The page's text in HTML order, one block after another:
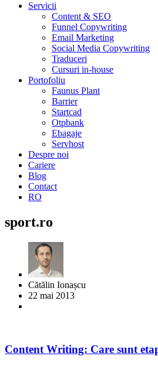
Servicii
Content & SEO
Funnel Copywriting
Email Marketing
Social Media Copywriting
Traduceri
Cursuri in-house
Portofoliu
Faunus Plant
Barrier
Startcad
Otpbank
Ebagaje
Servhost
Despre noi
Cariere
Blog
Contact
RO
sport.ro
Cătălin Ionașcu
22 mai 2013
Content Writing: Care sunt